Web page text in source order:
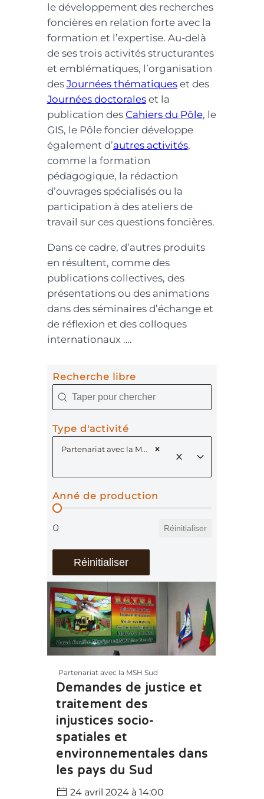
le développement des recherches
foncières en relation forte avec la
formation et l’expertise. Au-delà
de ses trois activités structurantes
et emblématiques, l’organisation
des Journées thématiqueset des
Journées doctoraleset la
publication des Cahiers du Pôle, le
GIS, le Pôle foncier développe
également d’autres activités,
comme la formation
pédagogique, la rédaction
d’ouvrages spécialisés ou la
participation à des ateliers de
travail sur ces questions foncières.
Dans ce cadre, d’autres produits
en résultent, comme des
publications collectives, des
présentations ou des animations
dans des séminaires d’échange et
de réflexion et des colloques
internationaux ….
Recherche libre
Recherche libre
Recherche libre
Type d'activité
Type d'activité
Partenariat avec la MSH Sud (1)
Anné de production
Anné de production
0
Réinitialiser
Réinitialiser
Partenariat avec la MSH Sud
Demandes de justice et
traitement des
injustices socio-
spatiales et
environnementales dans
les pays du Sud
24 avril 2024 à 14:00